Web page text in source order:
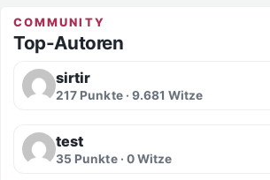
COMMUNITY
Top-Autoren
sirtir
217 Punkte · 9.681 Witze
test
35 Punkte · 0 Witze